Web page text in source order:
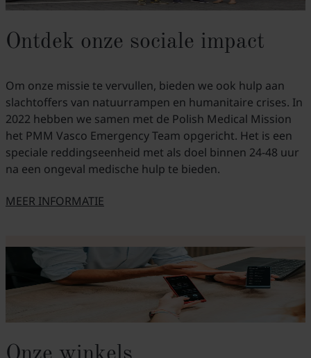
Ontdek onze sociale impact
Om onze missie te vervullen, bieden we ook hulp aan
slachtoffers van natuurrampen en humanitaire crises. In
2022 hebben we samen met de Polish Medical Mission
het PMM Vasco Emergency Team opgericht. Het is een
speciale reddingseenheid met als doel binnen 24-48 uur
na een ongeval medische hulp te bieden.
MEER INFORMATIEO NASZYCH INICJATYWACH